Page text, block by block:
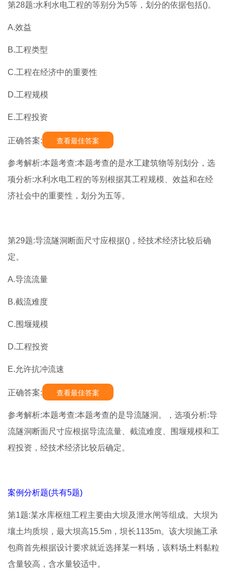
第28题:水利水电工程的等别分为5等，划分的依据包括()。
A.效益
B.工程类型
C.工程在经济中的重要性
D.工程规模
E.工程投资
正确答案: 查看最佳答案
参考解析:本题考查:本题考查的是水工建筑物等别划分，选
项分析:水利水电工程的等别根据其工程规模、效益和在经
济社会中的重要性，划分为五等。
第29题:导流隧洞断面尺寸应根据()，经技术经济比较后确
定。
A.导流流量
B.截流难度
C.围堰规模
D.工程投资
E.允许抗冲流速
正确答案: 查看最佳答案
参考解析:本题考查:本题考查的是导流隧洞。，选项分析:导
流隧洞断面尺寸应根据导流流量、截流难度、围堰规模和工
程投资，经技术经济比较后确定。
案例分析题(共有5题)
第1题:某水库枢纽工程主要由大坝及泄水闸等组成。大坝为
壤土均质坝，最大坝高15.5m，坝长1135m。该大坝施工承
包商首先根据设计要求就近选择某一料场，该料场土料黏粒
含量较高，含水量较适中。